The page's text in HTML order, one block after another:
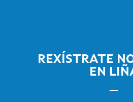
REXÍSTRATE
EN